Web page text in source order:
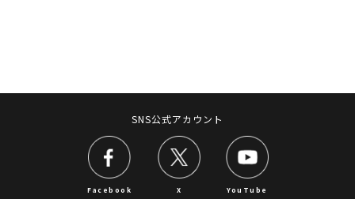
SNS公式アカウント
Facebook X YouTube